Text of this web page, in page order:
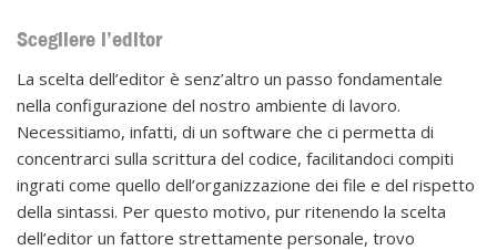
Scegliere l’editor
La scelta dell’editor è senz’altro un passo fondamentale
nella configurazione del nostro ambiente di lavoro.
Necessitiamo, infatti, di un software che ci permetta di
concentrarci sulla scrittura del codice, facilitandoci compiti
ingrati come quello dell’organizzazione dei file e del rispetto
della sintassi. Per questo motivo, pur ritenendo la scelta
dell’editor un fattore strettamente personale, trovo